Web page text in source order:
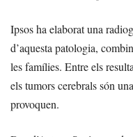
Ipsos ha elaborat una
d’aquesta patologia,
les famílies. Entre els
els tumors cerebrals són
provoquen.